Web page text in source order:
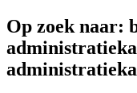
Op zoek naar: